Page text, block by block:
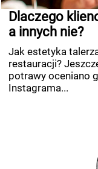
Dlaczego
a innych nie?
Jak estetyka
restauracji?
potrawy oceniano
Instagrama...